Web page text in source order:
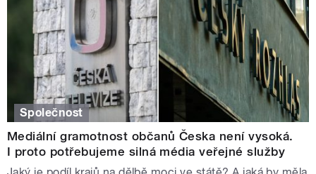
Společnost
Mediální gramotnost občanů Česka není vysoká.
I proto potřebujeme silná média veřejné služby